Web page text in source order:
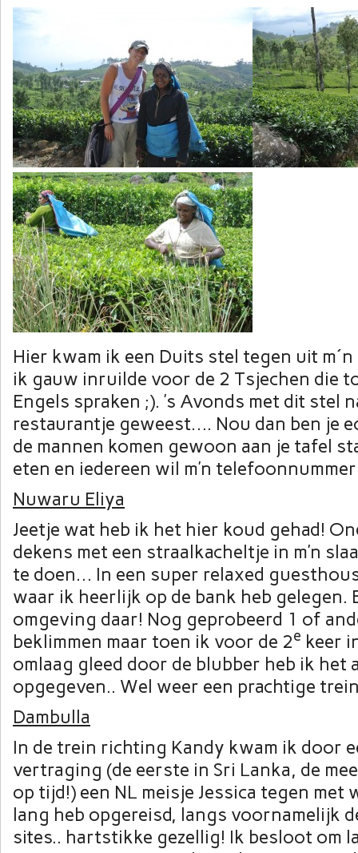
Hier kwam ik een Duits stel tegen uit
ik gauw inruilde voor de 2 Tsjechen die
Engels spraken ;). ’s Avonds met dit stel
restaurantje geweest…. Nou dan ben je
de mannen komen gewoon aan je tafel
eten en iedereen wil m’n telefoonnummer
Nuwaru Eliya
Jeetje wat heb ik het hier koud gehad!
dekens met een straalkacheltje in m’n
te doen… In een super relaxed
waar ik heerlijk op de bank heb gelegen.
omgeving daar! Nog geprobeerd 1 of
beklimmen maar toen ik voor de 2e keer
omlaag gleed door de blubber heb ik het
opgegeven.. Wel weer een prachtige
Dambulla
In de trein richting Kandy kwam ik door
vertraging (de eerste in Sri Lanka, de
op tijd!) een NL meisje Jessica tegen met
lang heb opgereisd, langs voornamelijk
sites.. hartstikke gezellig! Ik besloot om